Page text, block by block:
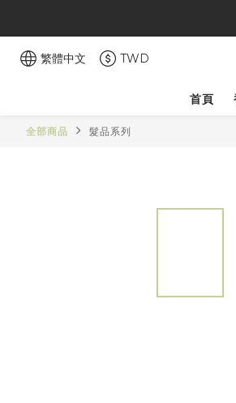
繁體中文 TWD
首頁
全部商品 髮品系列